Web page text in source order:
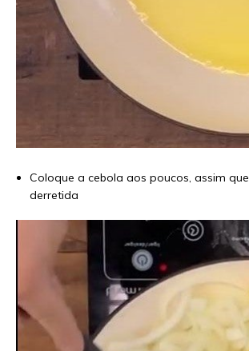
Coloque a cebola aos poucos, assim
derretida